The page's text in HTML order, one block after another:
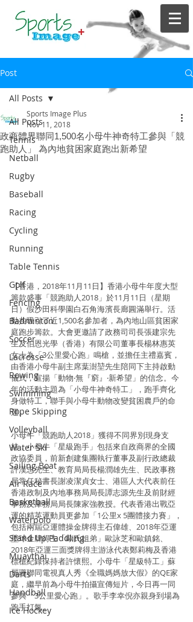
Post
All Posts
Tennis
Netball
Rugby
Baseball
Racing
Cycling
Running
Table Tennis
Golf
Fencing
Badminton
Soccer
Lacrosse
Rowing
Swimming
Rope Skipping
Volleyball
Water Ski
Sailing Boat
Air Race
Basketball
Waterpolo
Stand Up Paddling
Muaythai
Darts
Handball
Ice Hockey
All Posts
政商體界聯同1,500名小母牛神奇特工參與「競
跑助人」 為內地貧困家庭跑出新希望
Sports Image Plus
Nov 11, 2018
【香港，2018年11月11日】香港小母牛年度大型
籌款盛事「競跑助人2018」於11月11日（星期
日）假沙田科學園白石角海濱長廊圓滿舉行。活
動共吸引了近1,500名參加者，為內地山區貧困家
庭跑步籌款。大會更邀請了政務司司長張建宗先
生及伯恩光學（香港）有限公司董事長楊林惠英
女士為「3公里愛心跑」鳴槍，並擔任主禮嘉賓，
由香港小母牛副主席葉澍堃先生陪同下主持啟動
儀式，宣揚「動物‧無『窮』‧新希望」的信念。今
年的活動主題為「小母牛神奇特工」，跑手齊化
身做特工，聯手與小母牛動物改變貧困農戶的命
運。
小母牛「競跑助人2018」獲得不同界別現身支
持，小母牛「星級跑手」包括來自政商界的全國
政協委員，前新創建集團執行董事及副行政總裁
許漢忠先生、教育局局長楊潤雄先生、民政事務
局常任秘書長謝凌潔貞女士、港區人大代表前任
香港政制及內地事務局局長譚志源先生及前財經
事務及庫務局局長陳家強教授。代表香港出戰亞
運的精英運動員更參加「1公里x 5團體接力賽」，
包括兩屆亞運體操金牌得主石偉雄、2018年亞運
壁球金牌得主「歐氏姐弟」歐詠芝和歐鎮銘、
2018年亞運三面獎牌得主游泳代表鄭莉梅及香港
標槍紀錄保持者許懷熙。小母牛「星級特工」蘇
麗珊聯同電視真人秀《全職媽媽放大假》的QE家
庭，繼早前為小母牛拍攝宣傳短片，今日再一同
參與「3公里愛心跑」。歌手李幸倪亦親身到場為
跑手打氣。